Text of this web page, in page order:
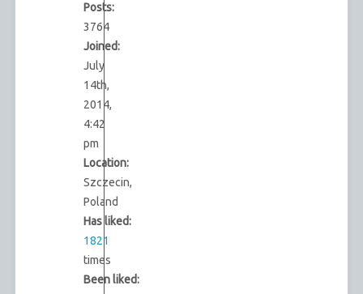
Posts:
3764
Joined:
July
14th,
2014,
4:42
pm
Location:
Szczecin,
Poland
Has liked:
1821
times
Been liked: